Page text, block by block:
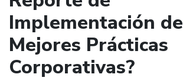
Implementación de
Mejores Prácticas
Corporativas?